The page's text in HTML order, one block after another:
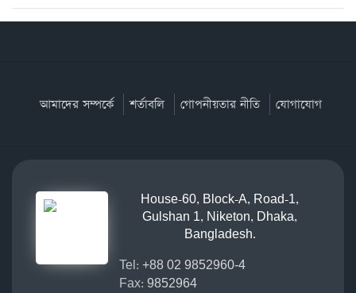
আমাদের সম্পর্কে শর্তাবলি গোপনীয়তার নীতি যোগাযোগ
House-60, Block-A, Road-1,
Gulshan 1, Niketon, Dhaka,
Bangladesh.
Tel: +88 02 9852960-4
Fax: 9852964